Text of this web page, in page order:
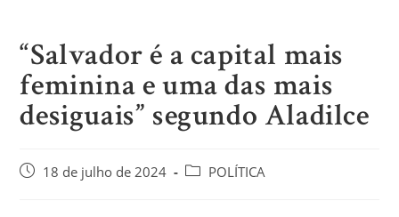
“Salvador é a capital mais
feminina e uma das mais
desiguais” segundo Aladilce
18 de julho de 2024 POLÍTICA